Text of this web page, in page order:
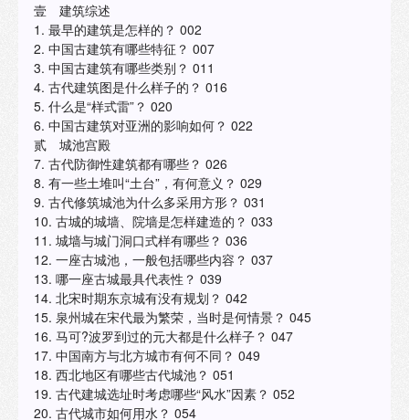
壹 建筑综述
1. 最早的建筑是怎样的？ 002
2. 中国古建筑有哪些特征？ 007
3. 中国古建筑有哪些类别？ 011
4. 古代建筑图是什么样子的？ 016
5. 什么是“样式雷”？ 020
6. 中国古建筑对亚洲的影响如何？ 022
贰 城池宫殿
7. 古代防御性建筑都有哪些？ 026
8. 有一些土堆叫“土台”，有何意义？ 029
9. 古代修筑城池为什么多采用方形？ 031
10. 古城的城墙、院墙是怎样建造的？ 033
11. 城墙与城门洞口式样有哪些？ 036
12. 一座古城池，一般包括哪些内容？ 037
13. 哪一座古城最具代表性？ 039
14. 北宋时期东京城有没有规划？ 042
15. 泉州城在宋代最为繁荣，当时是何情景？ 045
16. 马可?波罗到过的元大都是什么样子？ 047
17. 中国南方与北方城市有何不同？ 049
18. 西北地区有哪些古代城池？ 051
19. 古代建城选址时考虑哪些“风水”因素？ 052
20. 古代城市如何用水？ 054